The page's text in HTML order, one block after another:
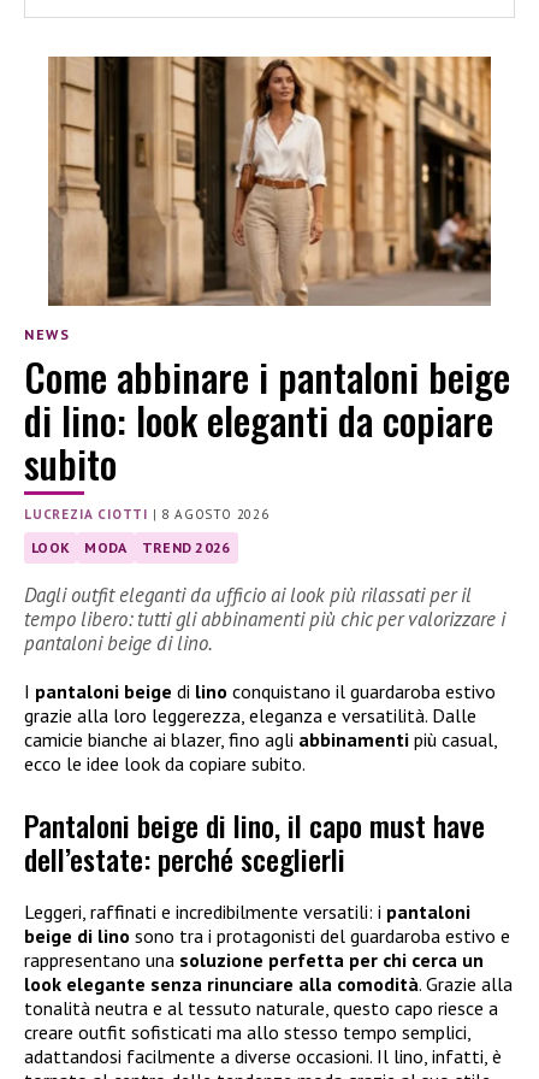
NEWS
Come abbinare i pantaloni beige
di lino: look eleganti da copiare
subito
LUCREZIA CIOTTI | 8 AGOSTO 2026
LOOK MODA TREND 2026
Dagli outfit eleganti da ufficio ai look più rilassati per il
tempo libero: tutti gli abbinamenti più chic per valorizzare i
pantaloni beige di lino.
I pantaloni beige di lino conquistano il guardaroba estivo
grazie alla loro leggerezza, eleganza e versatilità. Dalle
camicie bianche ai blazer, fino agli abbinamenti più casual,
ecco le idee look da copiare subito.
Pantaloni beige di lino, il capo must have
dell’estate: perché sceglierli
Leggeri, raffinati e incredibilmente versatili: i pantaloni
beige di lino sono tra i protagonisti del guardaroba estivo e
rappresentano una soluzione perfetta per chi cerca un
look elegante senza rinunciare alla comodità. Grazie alla
tonalità neutra e al tessuto naturale, questo capo riesce a
creare outfit sofisticati ma allo stesso tempo semplici,
adattandosi facilmente a diverse occasioni. Il lino, infatti, è